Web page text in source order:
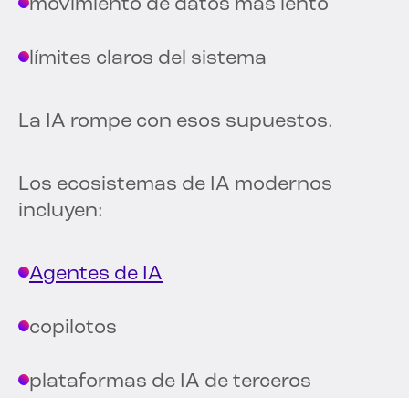
movimiento de datos más lento
límites claros del sistema
La IA rompe con esos supuestos.
Los ecosistemas de IA modernos
incluyen:
Agentes de IA
copilotos
plataformas de IA de terceros